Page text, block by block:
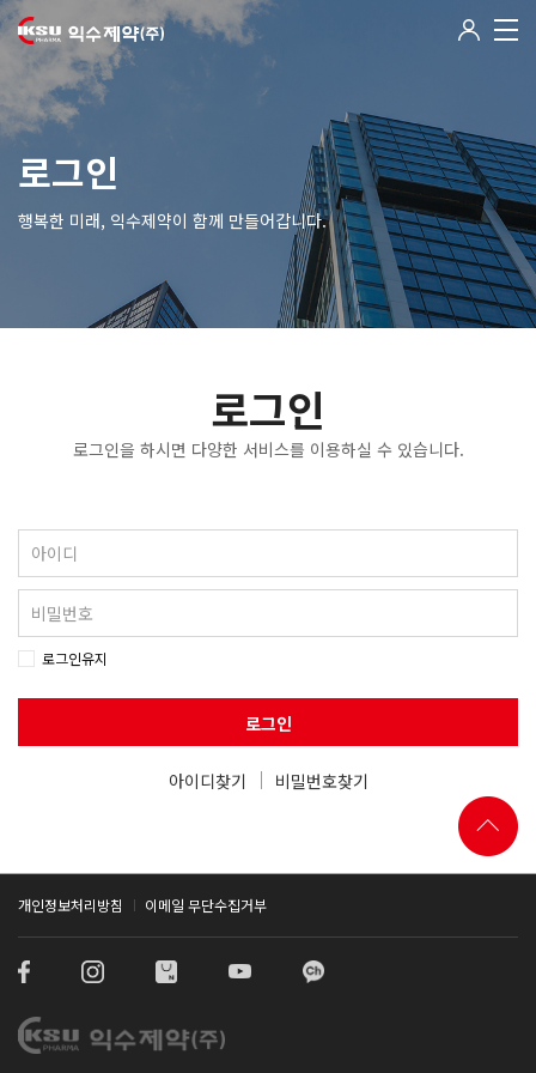
로그인
행복한 미래, 익수제약이 함께 만들어갑니다.
로그인
로그인을 하시면 다양한 서비스를 이용하실 수 있습니다.
로그인유지
로그인
아이디찾기 비밀번호찾기
개인정보처리방침 이메일 무단수집거부